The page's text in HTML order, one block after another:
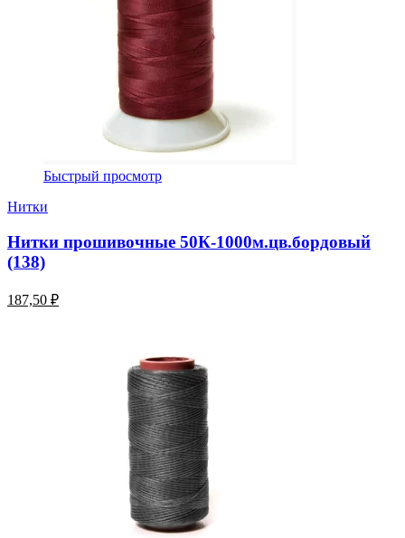
Быстрый просмотр
Нитки
Нитки прошивочные 50К-1000м.цв.бордовый
(138)
187,50 ₽